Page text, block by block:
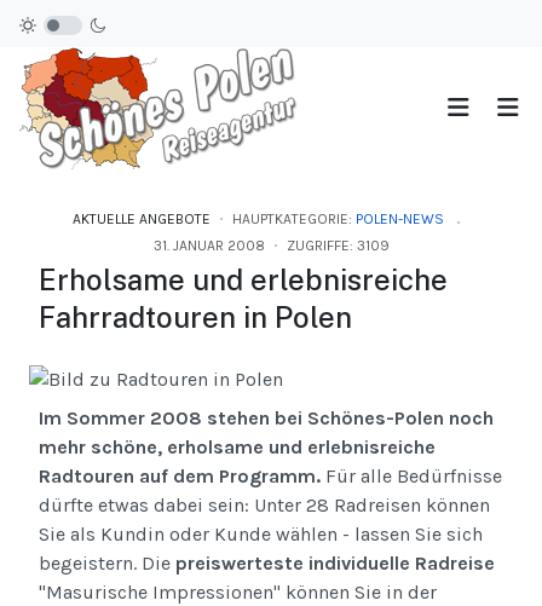
AKTUELLE ANGEBOTE HAUPTKATEGORIE: POLEN-NEWS
31. JANUAR 2008
ZUGRIFFE: 3109
Erholsame und erlebnisreiche
Fahrradtouren in Polen
Im Sommer 2008 stehen bei Schönes-Polen noch
mehr schöne, erholsame und erlebnisreiche
Radtouren auf dem Programm. Für alle Bedürfnisse
dürfte etwas dabei sein: Unter 28 Radreisen können
Sie als Kundin oder Kunde wählen - lassen Sie sich
begeistern. Die preiswerteste individuelle Radreise
"Masurische Impressionen" können Sie in der